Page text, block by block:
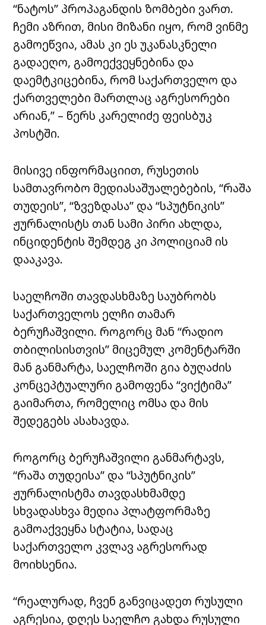
“ნატოს” პროპაგანდის ზომბები ვართ.
ჩემი აზრით, მისი მიზანი იყო, რომ ვინმე
გამოეწვია, ამას კი ეს უკანასკნელი
გადაეღო, გამოექვეყნებინა და
დაემტკიცებინა, რომ საქართველო და
ქართველები მართლაც აგრესორები
არიან,” – წერს კარელიძე ფეისბუკ
პოსტში.
მისივე ინფორმაციით, რუსეთის
სამთავრობო მედიასაშუალებების, “რაშა
თუდეის”, “ზვეზდასა” და “სპუტნიკის”
ჟურნალისტს თან სამი პირი ახლდა,
ინციდენტის შემდეგ კი პოლიციამ ის
დააკავა.
საელჩოში თავდასხმაზე საუბრობს
საქართველოს ელჩი თამარ
ბერუჩაშვილი. როგორც მან “რადიო
თბილისისთვის” მიცემულ კომენტარში
მან განმარტა, საელჩოში გია ბუღაძის
კონცეპტუალური გამოფენა “ვიქტიმა”
გაიმართა, რომელიც ომსა და მის
შედეგებს ასახავდა.
როგორც ბერუჩაშვილი განმარტავს,
“რაშა თუდეისა” და “სპუტნიკის”
ჟურნალისტმა თავდასხმამდე
სხვადასხვა მედია პლატფორმაზე
გამოაქვეყნა სტატია, სადაც
საქართველო კვლავ აგრესორად
მოიხსენია.
“რეალურად, ჩვენ განვიცადეთ რუსული
აგრესია, დღეს საელჩო გახდა რუსული